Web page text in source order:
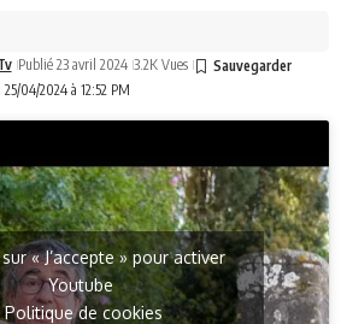
04/2024 à 12:52 PM
Publié 23 avril 2024 3.2K Vues
« J’accepte » pour activer
Youtube
Politique de cookies